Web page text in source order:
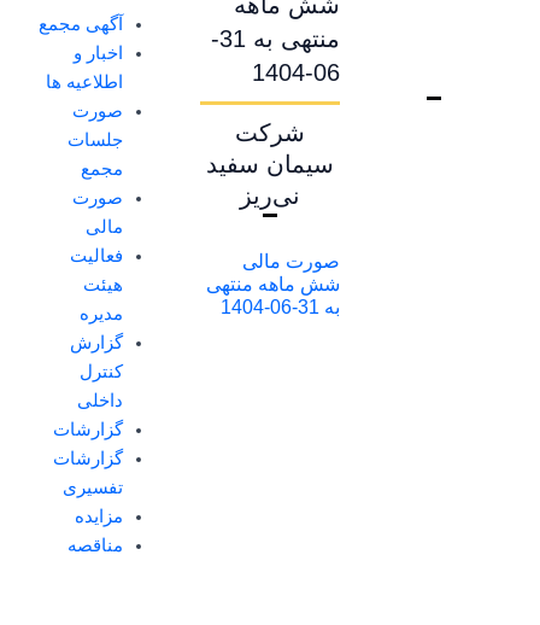
شش ماهه
منتهی به 31-
06-1404
شرکت
سیمان سفید
نی‌ریز
صورت مالی
شش ماهه منتهی
به 31-06-1404
آگهی مجمع
اخبار و
اطلاعیه ها
صورت
جلسات
مجمع
صورت
مالی
فعالیت
هیئت
مدیره
گزارش
کنترل
داخلی
گزارشات
گزارشات
تفسیری
مزایده
مناقصه